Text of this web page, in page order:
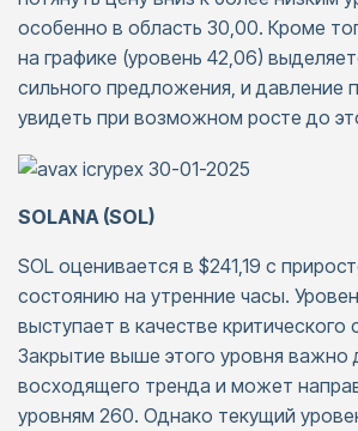
особенно в область 30,00. Кроме
на графике (уровень 42,06)
сильного предложения, и
увидеть при возможном росте до
SOLANA (SOL)
SOL оценивается в $241,19 с
состоянию на утренние часы.
выступает в качестве критического
Закрытие выше этого уровня важно
восходящего тренда и может
уровням 260. Однако текущий